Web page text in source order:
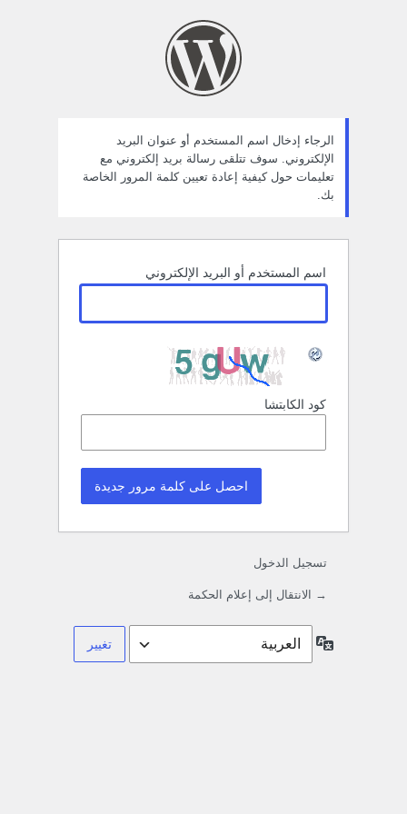
الرجاء إدخال اسم المستخدم أو عنوان البريد
الإلكتروني. سوف تتلقى رسالة بريد إلكتروني مع
تعليمات حول كيفية إعادة تعيين كلمة المرور الخاصة
بك.
اسم المستخدم أو البريد الإلكتروني
كود الكابتشا
تسجيل الدخول
→ الانتقال إلى إعلام الحكمة
اللغة